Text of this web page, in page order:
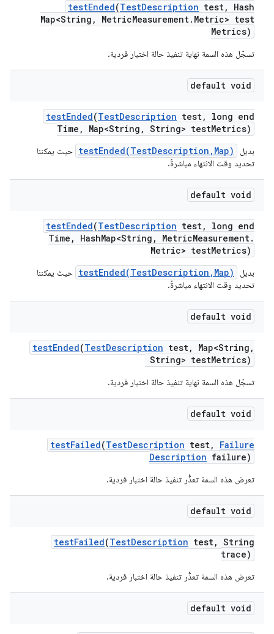
testEnded(TestDescription test,
Hash
Map<String , MetricMeasurement. Metric> test
Metrics)
تسجّل هذه السمة نهاية تنفيذ حالة اختبار فردية.
default void
testEnded(TestDescription test,
long end
Time , Map<String , String> testMetrics)
بديل testEnded(TestDescription,Map) حيث يمكننا
تحديد وقت الانتهاء مباشرةً.
default void
testEnded(TestDescription test,
long end
Time , HashMap<String , MetricMeasurement.
Metric> testMetrics)
بديل testEnded(TestDescription,Map) حيث يمكننا
تحديد وقت الانتهاء مباشرةً.
default void
testEnded(TestDescription test, Map<String ,
String> testMetrics)
تسجّل هذه السمة نهاية تنفيذ حالة اختبار فردية.
default void
testFailed(TestDescription test,
Failure
Description failure)
تعرض هذه السمة تعذُّر تنفيذ حالة اختبار فردية.
default void
testFailed(TestDescription test, String
trace)
تعرض هذه السمة تعذُّر تنفيذ حالة اختبار فردية.
default void